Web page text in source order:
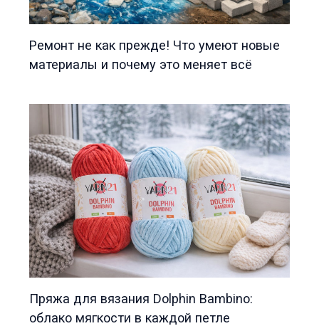
Ремонт не как прежде! Что умеют новые
материалы и почему это меняет всё
Пряжа для вязания Dolphin Bambino:
облако мягкости в каждой петле